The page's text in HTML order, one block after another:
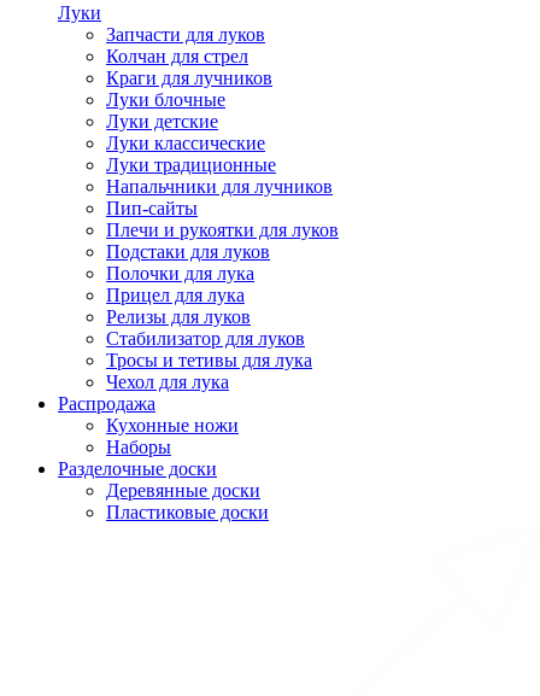
Луки
Запчасти для луков
Колчан для стрел
Краги для лучников
Луки блочные
Луки детские
Луки классические
Луки традиционные
Напальчники для лучников
Пип-сайты
Плечи и рукоятки для луков
Подстаки для луков
Полочки для лука
Прицел для лука
Релизы для луков
Стабилизатор для луков
Тросы и тетивы для лука
Чехол для лука
Распродажа
Кухонные ножи
Наборы
Разделочные доски
Деревянные доски
Пластиковые доски